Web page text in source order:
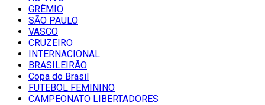
GRÊMIO
SĀO PAULO
VASCO
CRUZEIRO
INTERNACIONAL
BRASILEIRÃO
Copa do Brasil
FUTEBOL FEMININO
CAMPEONATO LIBERTADORES